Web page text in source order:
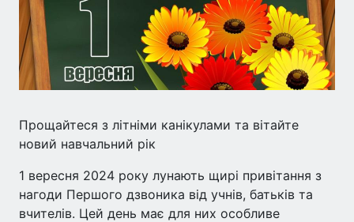
Прощайтеся з літніми канікулами та вітайте
новий навчальний рік
1 вересня 2024 року лунають щирі привітання з
нагоди Першого дзвоника від учнів, батьків та
вчителів. Цей день має для них особливе